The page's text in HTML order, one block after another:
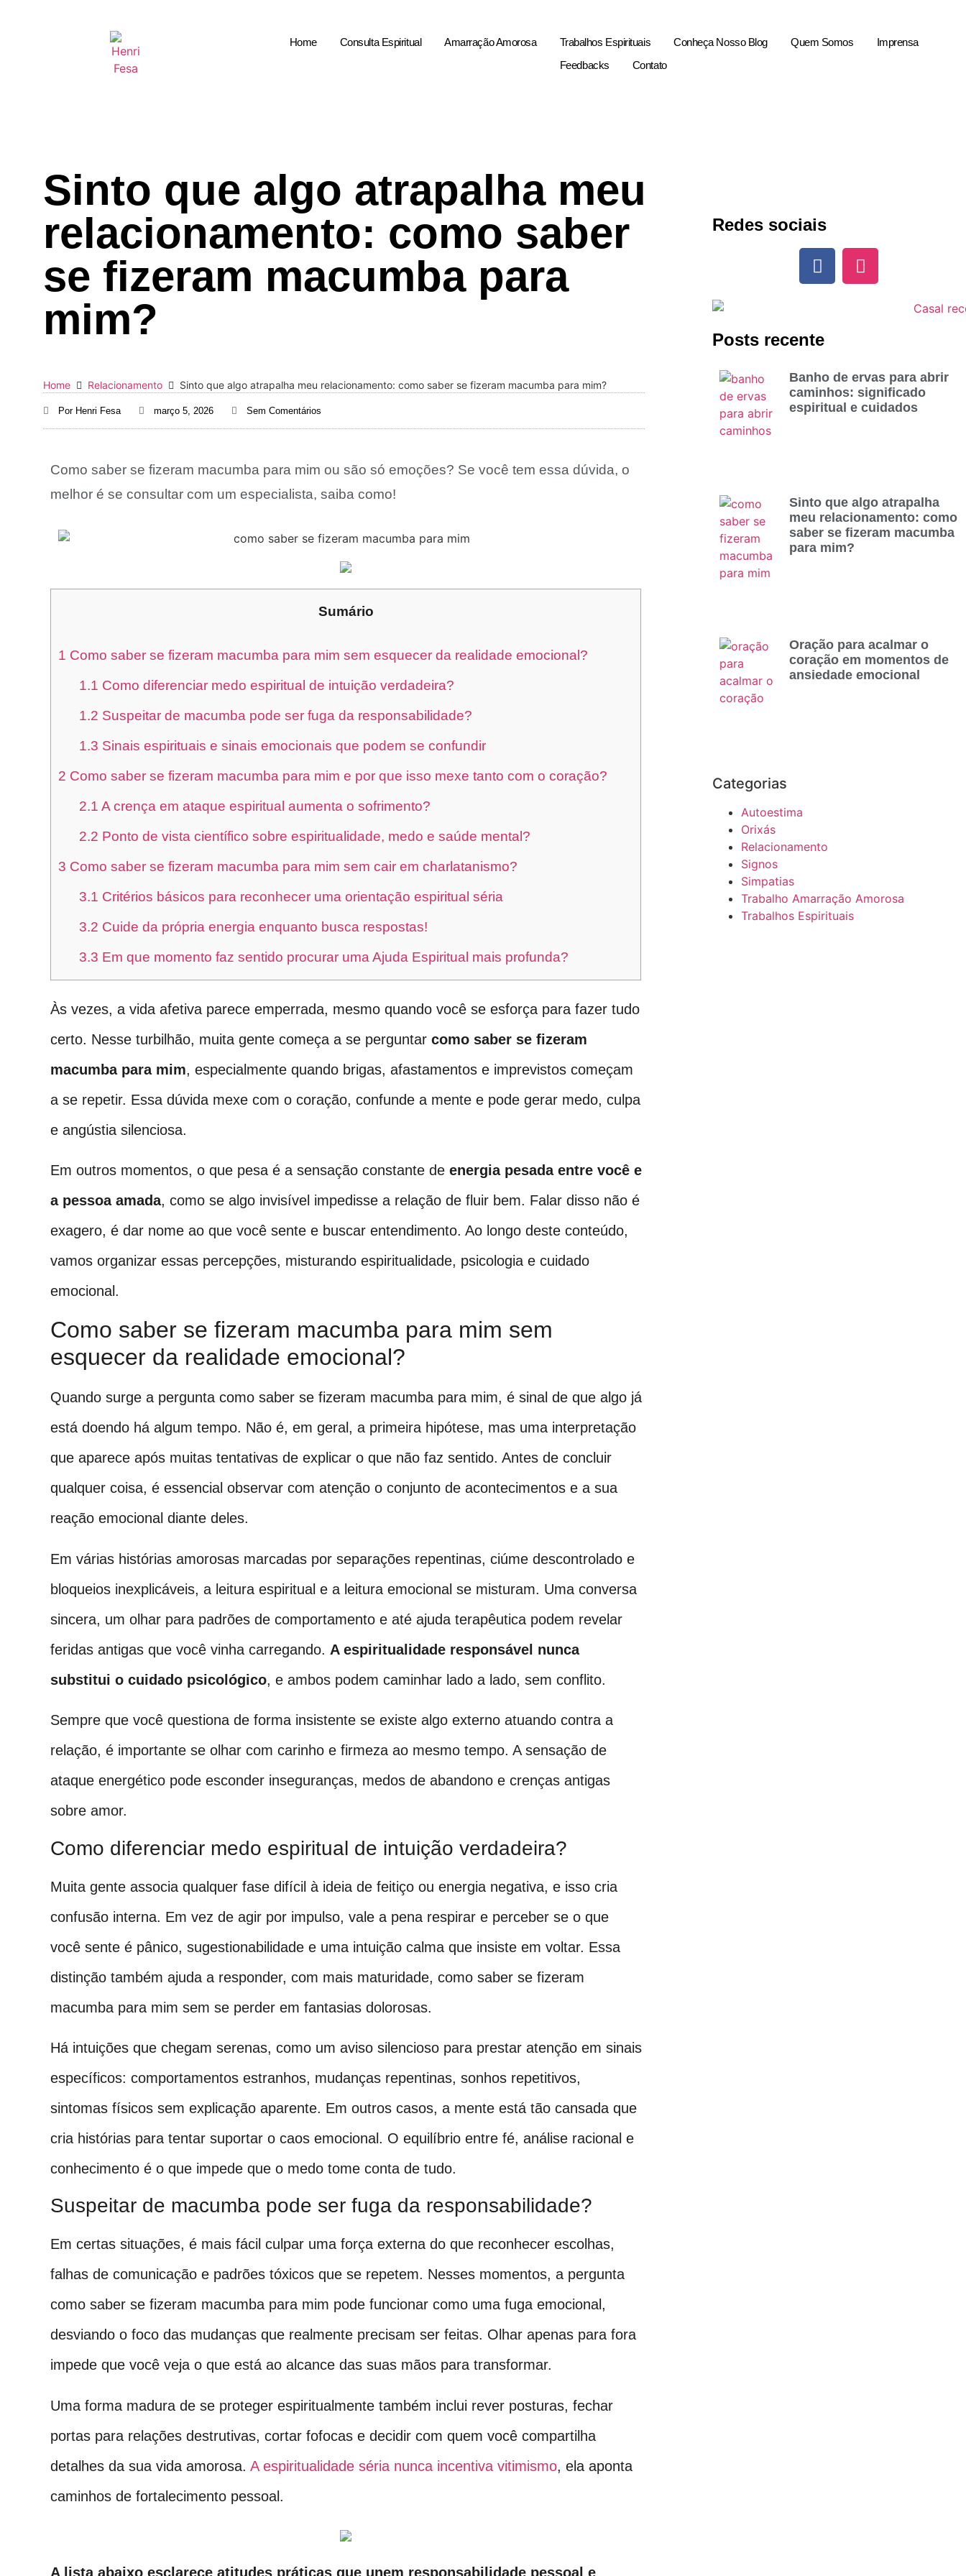
Home Consulta Espiritual Amarração Amorosa Trabalhos Espirituais Conheça Nosso Blog Quem Somos
Imprensa
Feedbacks
Contato
Sinto que algo atrapalha meu
relacionamento: como saber
se fizeram macumba para
mim?
Home Relacionamento Sinto que algo atrapalha meu relacionamento: como saber se fizeram macumba para mim?
PorHenri Fesa março 5, 2026 Sem Comentários
Como saber se fizeram macumba para mim ou são só emoções? Se você tem essa dúvida, o
melhor é se consultar com um especialista, saiba como!
Sumário
1 Como saber se fizeram macumba para mim sem esquecer da realidade emocional?
1.1 Como diferenciar medo espiritual de intuição verdadeira?
1.2 Suspeitar de macumba pode ser fuga da responsabilidade?
1.3 Sinais espirituais e sinais emocionais que podem se confundir
2 Como saber se fizeram macumba para mim e por que isso mexe tanto com o coração?
2.1 A crença em ataque espiritual aumenta o sofrimento?
2.2 Ponto de vista científico sobre espiritualidade, medo e saúde mental?
3 Como saber se fizeram macumba para mim sem cair em charlatanismo?
3.1 Critérios básicos para reconhecer uma orientação espiritual séria
3.2 Cuide da própria energia enquanto busca respostas!
3.3 Em que momento faz sentido procurar uma Ajuda Espiritual mais profunda?
Às vezes, a vida afetiva parece emperrada, mesmo quando você se esforça para fazer tudo
certo. Nesse turbilhão, muita gente começa a se perguntar como saber se fizeram
macumba para mim, especialmente quando brigas, afastamentos e imprevistos começam
a se repetir. Essa dúvida mexe com o coração, confunde a mente e pode gerar medo, culpa
e angústia silenciosa.
Em outros momentos, o que pesa é a sensação constante de energia pesada entre você e
a pessoa amada, como se algo invisível impedisse a relação de fluir bem. Falar disso não é
exagero, é dar nome ao que você sente e buscar entendimento. Ao longo deste conteúdo,
vamos organizar essas percepções, misturando espiritualidade, psicologia e cuidado
emocional.
Como saber se fizeram macumba para mim sem
esquecer da realidade emocional?
Quando surge a pergunta como saber se fizeram macumba para mim, é sinal de que algo já
está doendo há algum tempo. Não é, em geral, a primeira hipótese, mas uma interpretação
que aparece após muitas tentativas de explicar o que não faz sentido. Antes de concluir
qualquer coisa, é essencial observar com atenção o conjunto de acontecimentos e a sua
reação emocional diante deles.
Em várias histórias amorosas marcadas por separações repentinas, ciúme descontrolado e
bloqueios inexplicáveis, a leitura espiritual e a leitura emocional se misturam. Uma conversa
sincera, um olhar para padrões de comportamento e até ajuda terapêutica podem revelar
feridas antigas que você vinha carregando. A espiritualidade responsável nunca
substitui o cuidado psicológico, e ambos podem caminhar lado a lado, sem conflito.
Sempre que você questiona de forma insistente se existe algo externo atuando contra a
relação, é importante se olhar com carinho e firmeza ao mesmo tempo. A sensação de
ataque energético pode esconder inseguranças, medos de abandono e crenças antigas
sobre amor.
Como diferenciar medo espiritual de intuição verdadeira?
Muita gente associa qualquer fase difícil à ideia de feitiço ou energia negativa, e isso cria
confusão interna. Em vez de agir por impulso, vale a pena respirar e perceber se o que
você sente é pânico, sugestionabilidade e uma intuição calma que insiste em voltar. Essa
distinção também ajuda a responder, com mais maturidade, como saber se fizeram
macumba para mim sem se perder em fantasias dolorosas.
Há intuições que chegam serenas, como um aviso silencioso para prestar atenção em sinais
específicos: comportamentos estranhos, mudanças repentinas, sonhos repetitivos,
sintomas físicos sem explicação aparente. Em outros casos, a mente está tão cansada que
cria histórias para tentar suportar o caos emocional. O equilíbrio entre fé, análise racional e
conhecimento é o que impede que o medo tome conta de tudo.
Suspeitar de macumba pode ser fuga da responsabilidade?
Em certas situações, é mais fácil culpar uma força externa do que reconhecer escolhas,
falhas de comunicação e padrões tóxicos que se repetem. Nesses momentos, a pergunta
como saber se fizeram macumba para mim pode funcionar como uma fuga emocional,
desviando o foco das mudanças que realmente precisam ser feitas. Olhar apenas para fora
impede que você veja o que está ao alcance das suas mãos para transformar.
Uma forma madura de se proteger espiritualmente também inclui rever posturas, fechar
portas para relações destrutivas, cortar fofocas e decidir com quem você compartilha
detalhes da sua vida amorosa. A espiritualidade séria nunca incentiva vitimismo, ela aponta
caminhos de fortalecimento pessoal.
A lista abaixo esclarece atitudes práticas que unem responsabilidade pessoal e
Redes sociais
Posts recente
Banho de ervas para abrir
caminhos: significado
espiritual e cuidados
Sinto que algo atrapalha
meu relacionamento: como
saber se fizeram macumba
para mim?
Oração para acalmar o
coração em momentos de
ansiedade emocional
Categorias
Autoestima
Orixás
Relacionamento
Signos
Simpatias
Trabalho Amarração Amorosa
Trabalhos Espirituais